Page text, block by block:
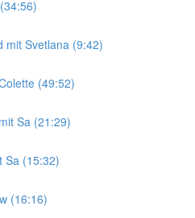
mit Svetlana (9:42)
(49:52)
Sa (21:29)
Sa (15:32)
(16:16)